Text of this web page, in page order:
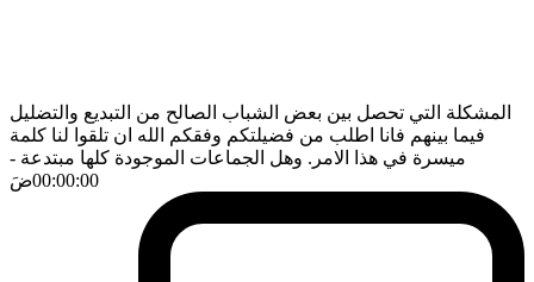
المشكلة التي تحصل بين بعض الشباب الصالح من التبديع والتضليل
فيما بينهم فانا اطلب من فضيلتكم وفقكم الله ان تلقوا لنا كلمة
ميسرة في هذا الامر. وهل الجماعات الموجودة كلها مبتدعة -
00:00:00ضَ